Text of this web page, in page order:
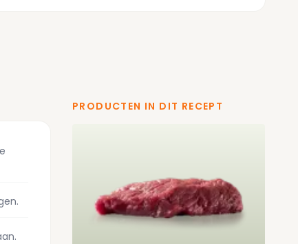
PRODUCTEN IN DIT RECEPT